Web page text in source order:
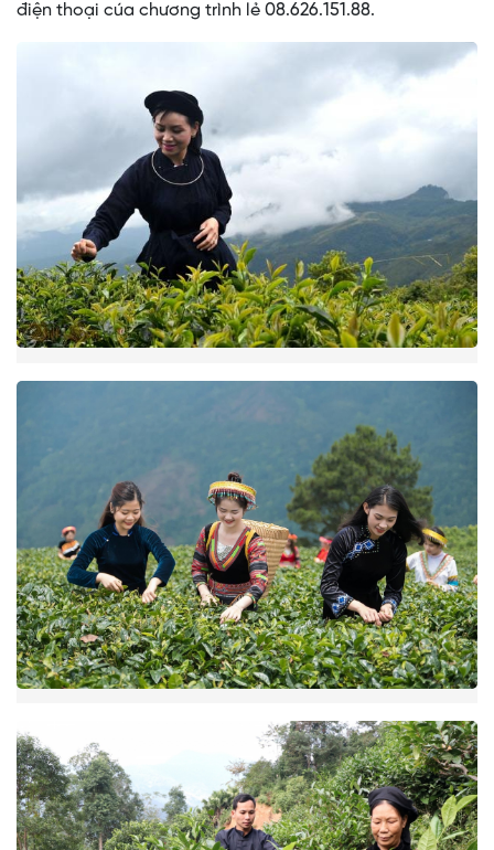
điện thoại cúa chương trình lẻ 08.626.151.88.